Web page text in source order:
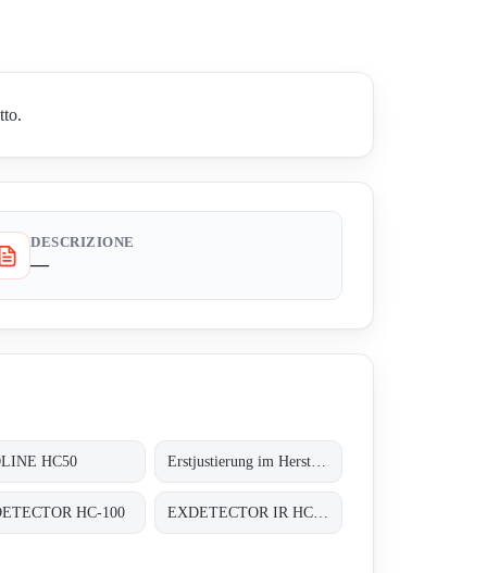
DESCRIZIONE
—
HC50
HC-100